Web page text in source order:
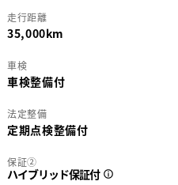
走行距離
35,000km
車検
車検整備付
法定整備
定期点検整備付
保証②
ハイブリッド保証付